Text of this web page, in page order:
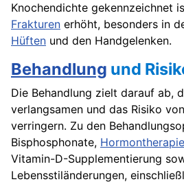
Knochendichte gekennzeichnet
Frakturen erhöht, besonders in
Hüften und den Handgelenken.
Behandlung und
Die Behandlung zielt darauf ab,
verlangsamen und das Risiko
verringern. Zu den
Bisphosphonate, Hormontherapie
Vitamin-D-Supplementierung
Lebensstiländerungen,